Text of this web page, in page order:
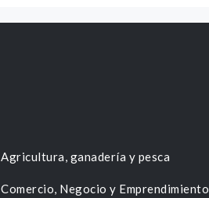
Agricultura, ganadería y pesca
Comercio, Negocio y Emprendimiento